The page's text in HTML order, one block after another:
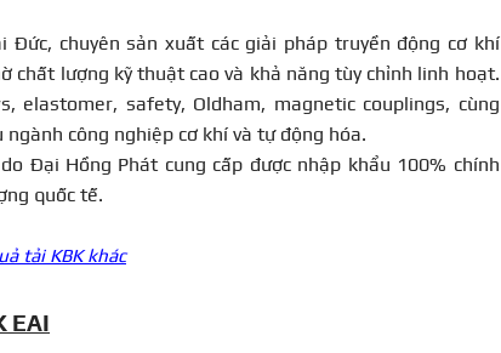
Đức, chuyên sản xuất các giải pháp truyền động cơ khí
chất lượng kỹ thuật cao và khả năng tùy chỉnh linh hoạt.
elastomer, safety, Oldham, magnetic couplings, cùng
công nghiệp cơ khí và tự động hóa.
do Đại Hồng Phát cung cấp được nhập khẩu 100% chính
quốc tế.
tải KBK khác
EAI